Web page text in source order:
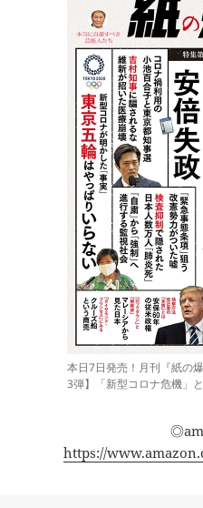
本日7日発売！月刊『紙の
3弾】「新型コロナ危機」
https://